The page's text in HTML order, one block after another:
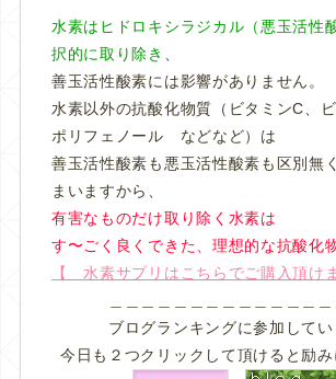
水素はヒドロキシラジカル（悪玉活性
択的に取り除き
善玉活性酸素には影響がありません。
水素以外の抗酸化物質（ビタミンC、ビ
ポリフェノール などなど）は
善玉活性酸素も悪玉活性酸素も区別無
まいますから、
有害なものだけ取り除く水素は
す〜ごく良くできた、理想的な抗酸化
【 水素サプリはこちらでご購入頂け
ブログランキングに参加してい
今日も２つクリックして頂けると励